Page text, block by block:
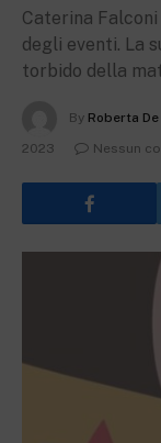
Caterina
degli eventi. La
torbido della
By Roberta
2023
Nessun